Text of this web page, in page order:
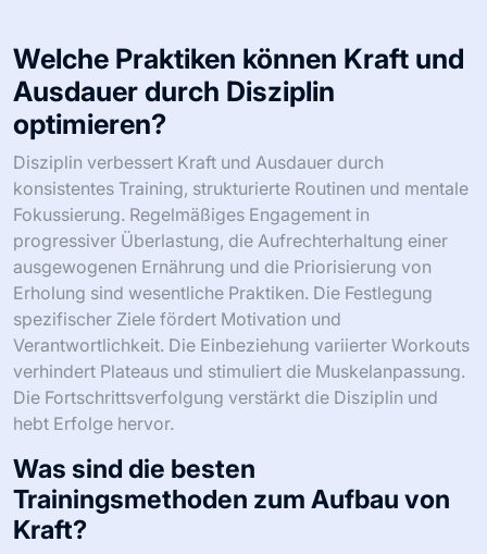
Welche Praktiken können Kraft und
Ausdauer durch Disziplin
optimieren?
Disziplin verbessert Kraft und Ausdauer durch
konsistentes Training, strukturierte Routinen und mentale
Fokussierung. Regelmäßiges Engagement in
progressiver Überlastung, die Aufrechterhaltung einer
ausgewogenen Ernährung und die Priorisierung von
Erholung sind wesentliche Praktiken. Die Festlegung
spezifischer Ziele fördert Motivation und
Verantwortlichkeit. Die Einbeziehung variierter Workouts
verhindert Plateaus und stimuliert die Muskelanpassung.
Die Fortschrittsverfolgung verstärkt die Disziplin und
hebt Erfolge hervor.
Was sind die besten
Trainingsmethoden zum Aufbau von
Kraft?